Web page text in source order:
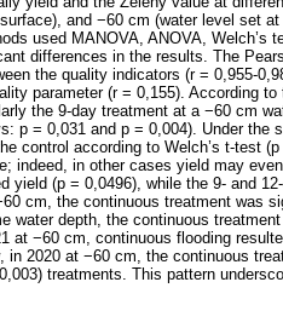
and −60 cm (water level set
used MANOVA, ANOVA, Welch’s
differences in the results. The
the quality indicators (r = 0,955-
parameter (r = 0,155). According to
the 9-day treatment at a −60 cm
= 0,031 and p = 0,004). Under the
control according to Welch’s t-test
indeed, in other cases yield may
yield (p = 0,0496), while the 9- and
cm, the continuous treatment was
water depth, the continuous
at −60 cm, continuous flooding
in 2020 at −60 cm, the continuous
treatments. This pattern